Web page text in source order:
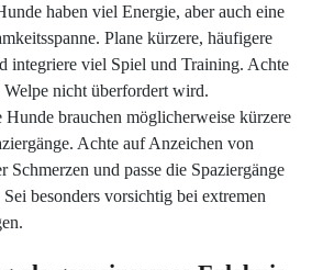
haben viel Energie, aber auch eine
Plane kürzere, häufigere
integriere viel Spiel und Training. Achte
Welpe nicht überfordert wird.
Hunde brauchen möglicherweise kürzere
Achte auf Anzeichen von
Schmerzen und passe die Spaziergänge
Sei besonders vorsichtig bei extremen